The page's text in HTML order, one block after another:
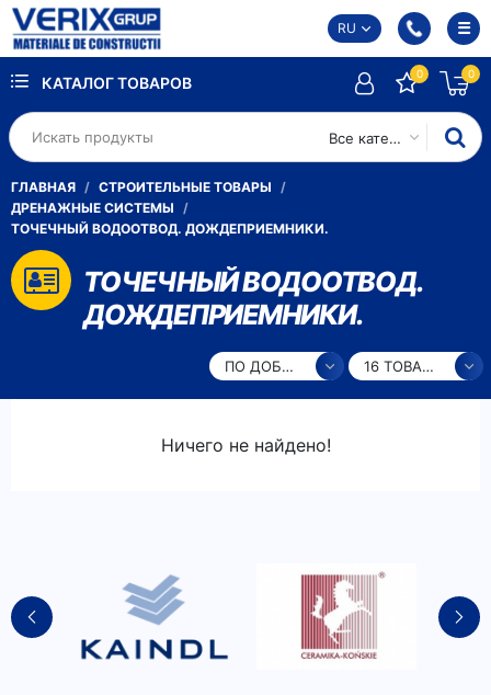
RU
КАТАЛОГ ТОВАРОВ
Все категории
0 0
ГЛАВНАЯ
СТРОИТЕЛЬНЫЕ ТОВАРЫ
ДРЕНАЖНЫЕ СИСТЕМЫ
ТОЧЕЧНЫЙ ВОДООТВОД. ДОЖДЕПРИЕМНИКИ.
ТОЧЕЧНЫЙ ВОДООТВОД.
ДОЖДЕПРИЕМНИКИ.
ПО ДОБАВЛЕНИЮ 16 ТОВАРОВ
Ничего не найдено!